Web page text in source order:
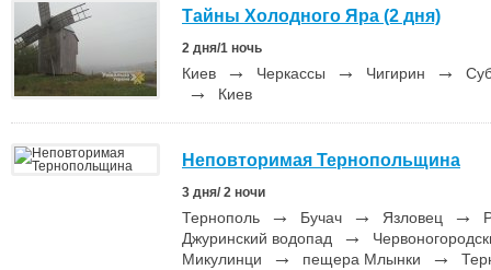
Тайны Холодного Яра (2 дня)
2 дня/1 ночь
Киев → Черкассы → Чигирин →
→ Киев
Неповторимая Тернопольщина
3 дня/ 2 ночи
Тернополь → Бучач → Язловец →
Джуринский водопад
→
Микулинци
→ пещера Млынки →